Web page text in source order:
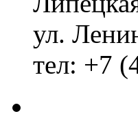
ул.
тел: +7